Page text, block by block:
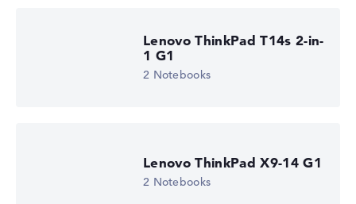
Lenovo ThinkPad T14s 2-in-
1 G1
2 Notebooks
Lenovo ThinkPad X9-14 G1
2 Notebooks